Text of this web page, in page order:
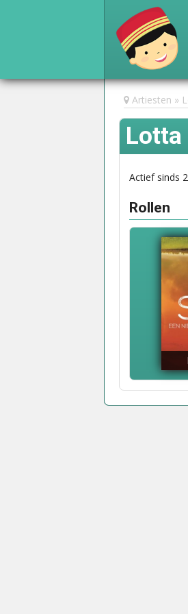
Artiesten
Lotta
Actief sinds
Rollen